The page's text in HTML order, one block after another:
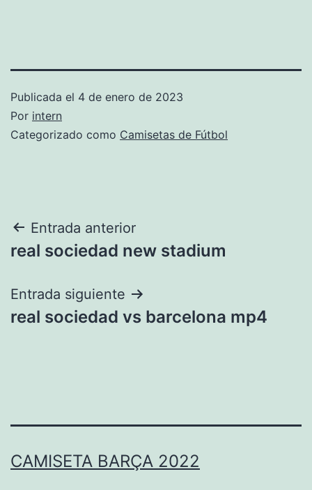
Publicada el 4 de enero de 2023
Por intern
Categorizado como Camisetas de Fútbol
Navegación
de
entradas
Entrada anterior
real sociedad new stadium
Entrada siguiente
real sociedad vs barcelona mp4
CAMISETA BARÇA 2022